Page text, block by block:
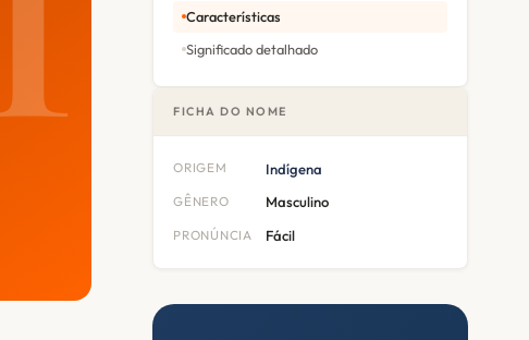
Características
Significado detalhado
FICHA DO NOME
ORIGEM Indígena
GÊNERO Masculino
PRONÚNCIA Fácil